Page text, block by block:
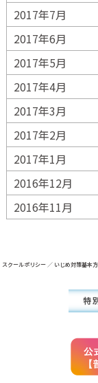
2017年7月
2017年6月
2017年5月
2017年4月
2017年3月
2017年2月
2017年1月
2016年12月
2016年11月
スクールポリシー／ いじめ対策基本